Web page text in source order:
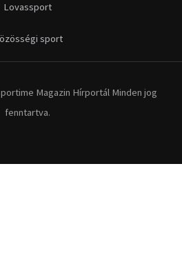
Lovassport
sport
Magazin Hírportál Minden jog
fenntartva.